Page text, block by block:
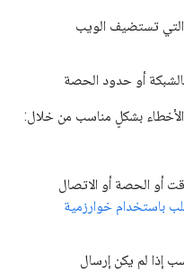
تستضيف الويب
أو حدود الحصة
بشكلٍ مناسب من خلال:
أو الحصة أو الاتصال
باستخدام خوارزمية
إذا لم يكن إرسال